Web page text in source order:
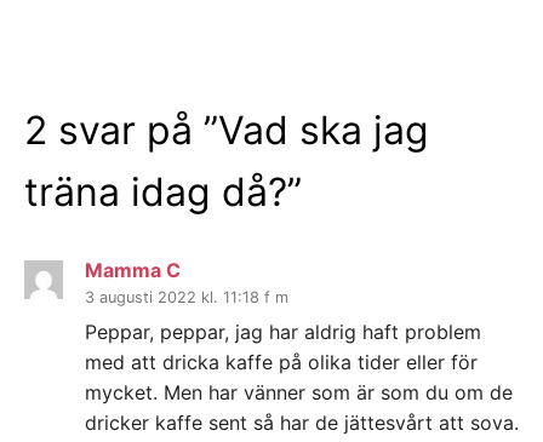
2 svar på ”Vad ska jag
träna idag då?”
Mamma C
3 augusti 2022 kl. 11:18 f m
Peppar, peppar, jag har aldrig haft problem
med att dricka kaffe på olika tider eller för
mycket. Men har vänner som är som du om de
dricker kaffe sent så har de jättesvårt att sova.